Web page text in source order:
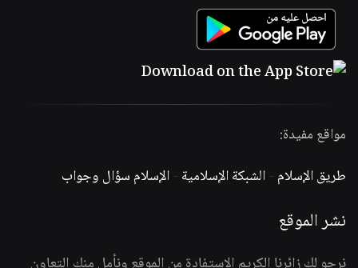
مواقع مفيدة:
طريق الإسلام -الشبكة الإسلامية -الإسلام سؤال وجواب
نشر الموقع